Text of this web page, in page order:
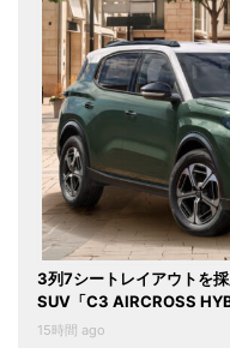
3列7シートレイアウトを
SUV「C3 AIRCROSS
15時間 ago